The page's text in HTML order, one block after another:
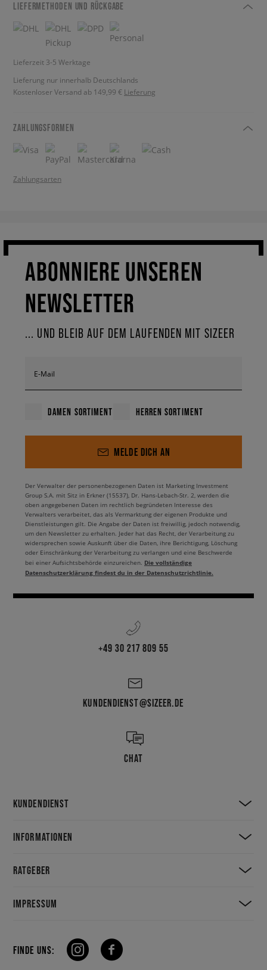
LIEFERMETHODEN UND RÜCKGABE
Lieferzeit 3-5 Werktage
Lieferung nur innerhalb Deutschlands
Kostenloser Versand ab 149,99 € Lieferung
ZAHLUNGSFORMEN
Zahlungsarten
ABONNIERE UNSEREN
NEWSLETTER
... UND BLEIB AUF DEM LAUFENDEN MIT SIZEER
E-Mail
DAMEN SORTIMENT HERREN SORTIMENT
MELDE DICH AN
Der Verwalter der personenbezogenen Daten ist Marketing Investment
Group S.A. mit Sitz in Erkner (15537), Dr. Hans-Lebach-Str. 2, werden die
oben angegebenen Daten im rechtlich begründeten Interesse des
Verwalters verarbeitet, das als Vermarktung der eigenen Produkte und
Dienstleistungen gilt. Die Angabe der Daten ist freiwillig, jedoch notwendig,
um den Newsletter zu erhalten. Jeder hat das Recht, der Verarbeitung zu
widersprechen sowie Auskunft über die Daten, ihre Berichtigung, Löschung
oder Einschränkung der Verarbeitung zu verlangen und eine Beschwerde
bei einer Aufsichtsbehörde einzureichen. Die vollständige
Datenschutzerklärung findest du in der Datenschutzrichtlinie.
+49 30 217 809 55
KUNDENDIENST@SIZEER.DE
CHAT
KUNDENDIENST
INFORMATIONEN
RATGEBER
IMPRESSUM
FINDE UNS: